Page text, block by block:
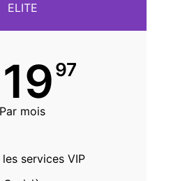
ELITE
97
Par mois
les services VIP